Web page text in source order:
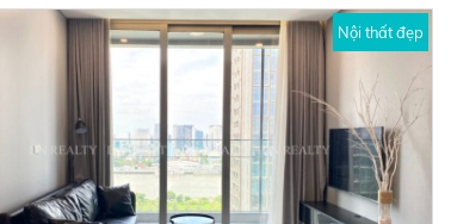
theo
Nội thất đẹp